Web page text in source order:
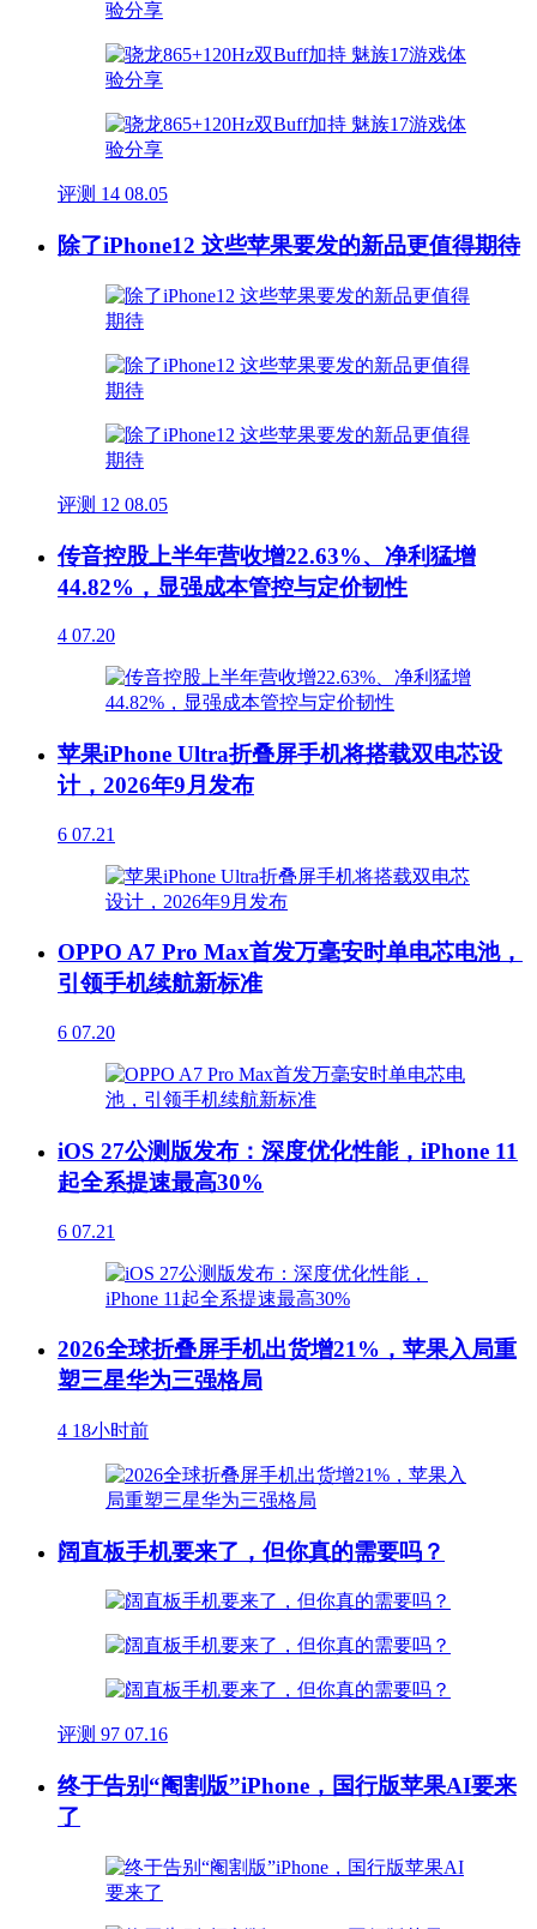
评测 14 08.05
除了iPhone12 这些苹果要发的新品更值得期待
评测 12 08.05
传音控股上半年营收增22.63%、净利猛增
44.82%，显强成本管控与定价韧性
4 07.20
苹果iPhone Ultra折叠屏手机将搭载双电芯设
计，2026年9月发布
6 07.21
OPPO A7 Pro Max首发万毫安时单电芯电池，
引领手机续航新标准
6 07.20
iOS 27公测版发布：深度优化性能，iPhone 11
起全系提速最高30%
6 07.21
2026全球折叠屏手机出货增21%，苹果入局重
塑三星华为三强格局
4 18小时前
阔直板手机要来了，但你真的需要吗？
评测 97 07.16
终于告别“阉割版”iPhone，国行版苹果AI要来
了